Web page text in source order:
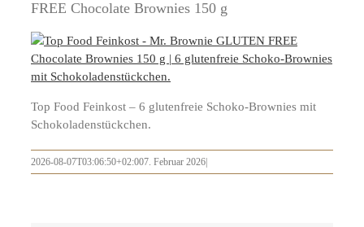
FREE Chocolate Brownies 150 g
Top Food Feinkost – 6 glutenfreie Schoko-Brownies mit
Schokoladenstückchen.
2026-08-07T03:06:50+02:007. Februar 2026